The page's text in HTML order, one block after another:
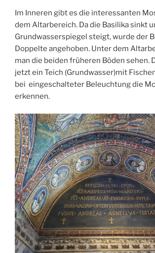
Im Inneren gibt es die interessanten
dem Altarbereich. Da die Basilika sinkt
Grundwasserspiegel steigt, wurde der
Doppelte angehoben. Unter dem
man die beiden früheren Böden sehen.
jetzt ein Teich (Grundwasser)mit
bei eingeschalteter Beleuchtung die
erkennen.